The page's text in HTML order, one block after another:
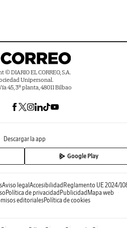
© DIARIO EL CORREO, S.A.
Unipersonal.
45, 3ª planta, 48011 Bilbao
Descargar la app
Google Play
Aviso legal Accesibilidad Reglamento UE 2024/
Política de privacidad Publicidad Mapa web
editorialesPolítica de cookies